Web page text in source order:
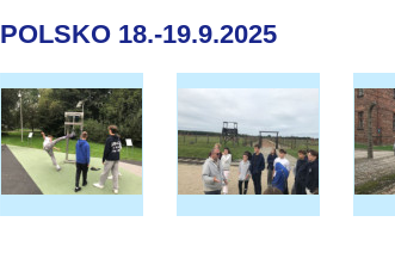
POLSKO 18.-19.9.2025